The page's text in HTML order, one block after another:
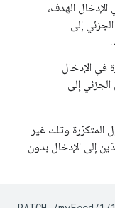
الهدف،
إلى
في الإدخال
إلى
المتكرّرة وتلك غير
إلى الإدخال بدون